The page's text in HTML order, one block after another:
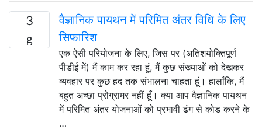
3
वैज्ञानिक पायथन में परिमित अंतर विधि के लिए
सिफारिश
एक ऐसी परियोजना के लिए, जिस पर (अतिशयोक्तिपूर्ण
पीडीई में) मैं काम कर रहा हूं, मैं कुछ संख्याओं को देखकर
व्यवहार पर कुछ हद तक संभालना चाहता हूं। हालाँकि, मैं
बहुत अच्छा प्रोग्रामर नहीं हूँ। क्या आप वैज्ञानिक पायथन
में परिमित अंतर योजनाओं को प्रभावी ढंग से कोड करने के
…